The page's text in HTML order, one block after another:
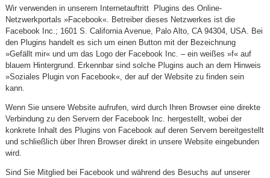
Wir verwenden in unserem Internetauftritt Plugins des Online-
Netzwerkportals »Facebook«. Betreiber dieses Netzwerkes ist die
Facebook Inc.; 1601 S. California Avenue, Palo Alto, CA 94304, USA. Bei
den Plugins handelt es sich um einen Button mit der Bezeichnung
»Gefällt mir« und um das Logo der Facebook Inc. – ein weißes »f« auf
blauem Hintergrund. Erkennbar sind solche Plugins auch an dem Hinweis
»Soziales Plugin von Facebook«, der auf der Website zu finden sein
kann.
Wenn Sie unsere Website aufrufen, wird durch Ihren Browser eine direkte
Verbindung zu den Servern der Facebook Inc. hergestellt, wobei der
konkrete Inhalt des Plugins von Facebook auf deren Servern bereitgestellt
und schließlich über Ihren Browser direkt in unsere Website eingebunden
wird.
Sind Sie Mitglied bei Facebook und während des Besuchs auf unserer